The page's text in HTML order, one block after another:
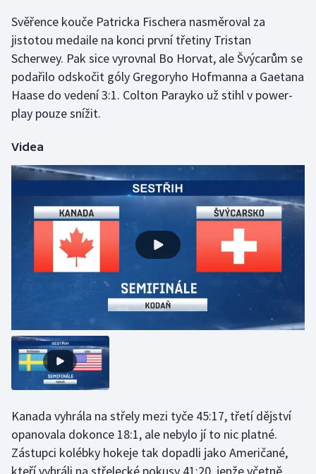
Lezení
Lyže a snowboard
Moderní pětiboj
Motorsport
Olympijské hry
Parasport
Plavání
Plážový volejbal
Rychlobruslení
Rychlostní kanoistika
Short track
Sportovní střelba
Svěřence kouče Patricka Fischera nasměroval za
jistotou medaile na konci první třetiny Tristan
Scherwey. Pak sice vyrovnal Bo Horvat, ale Švýcarům se
podařilo odskočit góly Gregoryho Hofmanna a Gaetana
Haase do vedení 3:1. Colton Parayko už stihl v power-
play pouze snížit.
Videa
Kanada vyhrála na střely mezi tyče 45:17, třetí dějství
opanovala dokonce 18:1, ale nebylo jí to nic platné.
Zástupci kolébky hokeje tak dopadli jako Američané,
kteří vyhráli na střelecké pokusy 41:20, jenže včetně